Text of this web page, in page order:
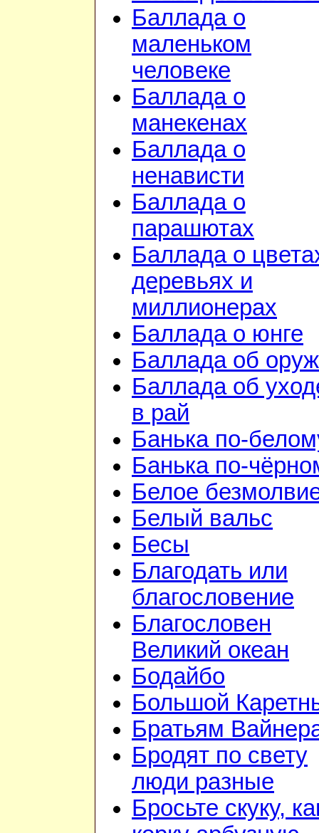
Баллада о
маленьком
человеке
Баллада о
манекенах
Баллада о
ненависти
Баллада о
парашютах
Баллада о
деревьях и
миллионерах
Баллада о юнге
Баллада об
Баллада об
в рай
Банька по-
Банька по-
Белое
Белый вальс
Бесы
Благодать или
благословение
Благословен
Великий океан
Бодайбо
Большой
Братьям
Бродят по свету
люди разные
Бросьте скуку,